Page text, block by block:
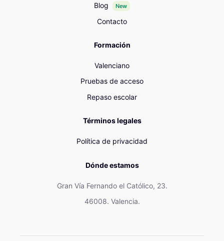
Blog
New
Contacto
Formación
Valenciano
Pruebas de acceso
Repaso escolar
Términos legales
Política de privacidad
Dónde estamos
Gran Vía Fernando el Católico, 23.
46008. Valencia.